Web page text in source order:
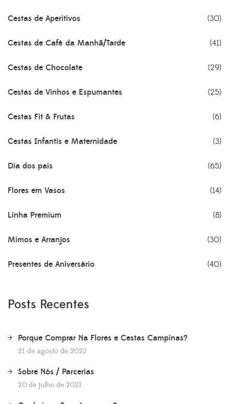
Cestas de Aperitivos (30)
Cestas de Café da Manhã/Tarde (41)
Cestas de Chocolate (29)
Cestas de Vinhos e Espumantes (25)
Cestas Fit & Frutas (6)
Cestas Infantis e Maternidade (3)
Dia dos pais (65)
Flores em Vasos (14)
Linha Premium (8)
Mimos e Arranjos (30)
Presentes de Aniversário (40)
Posts Recentes
Porque Comprar Na Flores e Cestas Campinas?
21 de agosto de 2022
Sobre Nós / Parcerias
20 de julho de 2021